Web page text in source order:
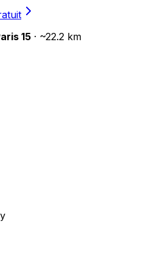
15 · ~22.2 km